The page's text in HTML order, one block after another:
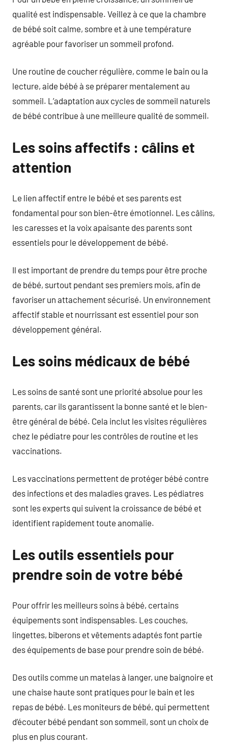
qualité est indispensable. Veillez à ce que la chambre
de bébé soit calme, sombre et à une température
agréable pour favoriser un sommeil profond.
Une routine de coucher régulière, comme le bain ou la
lecture, aide bébé à se préparer mentalement au
sommeil. L’adaptation aux cycles de sommeil naturels
de bébé contribue à une meilleure qualité de sommeil.
Les soins affectifs : câlins et
attention
Le lien affectif entre le bébé et ses parents est
fondamental pour son bien-être émotionnel. Les câlins,
les caresses et la voix apaisante des parents sont
essentiels pour le développement de bébé.
Il est important de prendre du temps pour être proche
de bébé, surtout pendant ses premiers mois, afin de
favoriser un attachement sécurisé. Un environnement
affectif stable et nourrissant est essentiel pour son
développement général.
Les soins médicaux de bébé
Les soins de santé sont une priorité absolue pour les
parents, car ils garantissent la bonne santé et le bien-
être général de bébé. Cela inclut les visites régulières
chez le pédiatre pour les contrôles de routine et les
vaccinations.
Les vaccinations permettent de protéger bébé contre
des infections et des maladies graves. Les pédiatres
sont les experts qui suivent la croissance de bébé et
identifient rapidement toute anomalie.
Les outils essentiels pour
prendre soin de votre bébé
Pour offrir les meilleurs soins à bébé, certains
équipements sont indispensables. Les couches,
lingettes, biberons et vêtements adaptés font partie
des équipements de base pour prendre soin de bébé.
Des outils comme un matelas à langer, une baignoire et
une chaise haute sont pratiques pour le bain et les
repas de bébé. Les moniteurs de bébé, qui permettent
d’écouter bébé pendant son sommeil, sont un choix de
plus en plus courant.